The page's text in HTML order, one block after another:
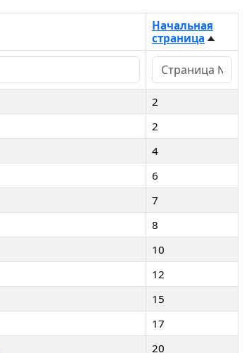
Начальная
страница
2
2
4
6
7
8
10
12
15
17
20